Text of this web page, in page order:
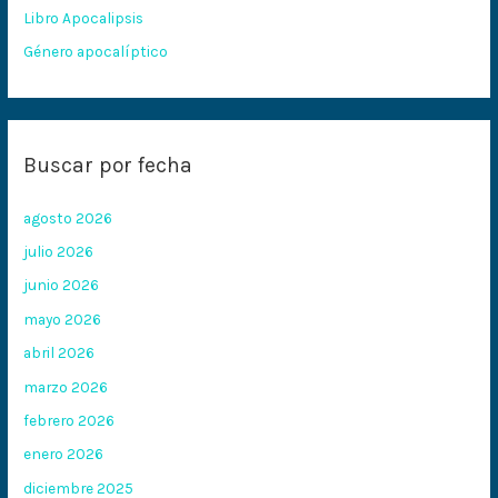
:Libro Apocalipsis
Género apocalíptico
Buscar por fecha
agosto 2026
julio 2026
junio 2026
mayo 2026
abril 2026
marzo 2026
febrero 2026
enero 2026
diciembre 2025